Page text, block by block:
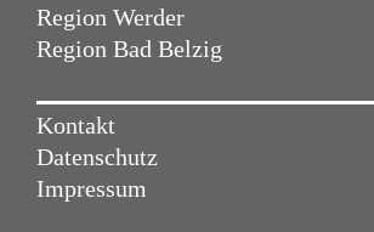
Region Werder
Region Bad Belzig
Kontakt
Datenschutz
Impressum